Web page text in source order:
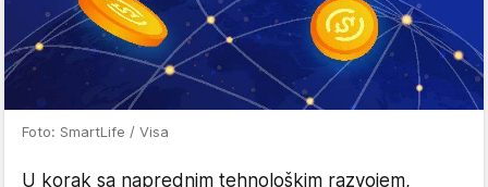
Foto: SmartLife / Visa
U korak sa naprednim tehnološkim razvojem,